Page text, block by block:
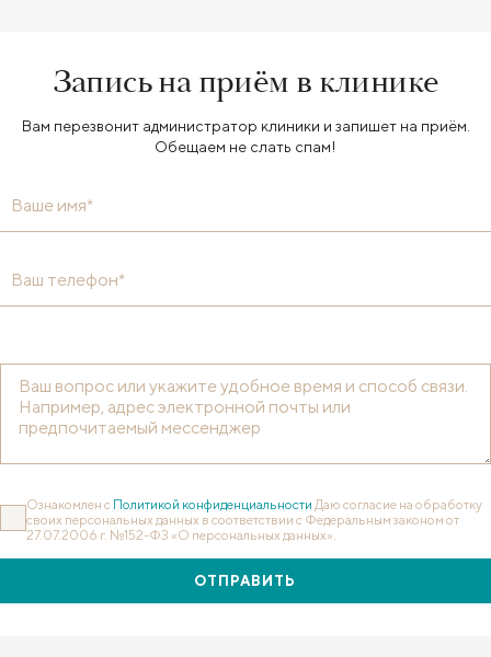
Запись на приём в клинике
Вам перезвонит администратор клиники и запишет на приём.
Обещаем не слать спам!
Ваше имя*
Ваш телефон*
Ознакомлен с Политикой конфиденциальности Даю согласие на обработку
своих персональных данных в соответствии с Федеральным законом от
27.07.2006 г. №152-ФЗ «О персональных данных».
ОТПРАВИТЬ